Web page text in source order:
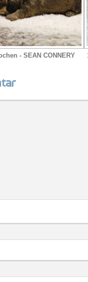
- SEAN CONNERY